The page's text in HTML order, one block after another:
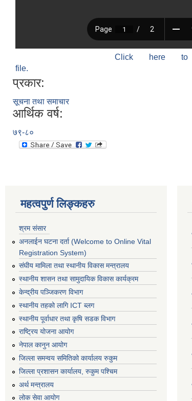
Click here to
file.
प्रकार:
सूचना तथा समाचार
आर्थिक वर्ष:
७९-८०
महत्वपुर्ण लिङ्कहरु
श्रम संसार
अनलाईन घटना दर्ता (Welcome to Online Vital
Registration System)
संघीय मामिला तथा स्थानीय विकास मन्त्रालय
स्थानीय शासन तथा सामुदायिक विकास कार्यक्रम
केन्द्रीय पञ्जिकरण विभाग
स्थानीय तहको लागि ICT ब्लग
स्थानीय पूर्वाधार तथा कृषि सडक विभाग
राष्ट्रिय योजना आयोग
नेपाल कानुन आयोग
जिल्ला समन्वय समितिको कार्यालय रुकुम
जिल्ला प्रशासन कार्यालय, रुकुम पश्चिम
अर्थ मन्त्रालय
लोक सेवा आयोग